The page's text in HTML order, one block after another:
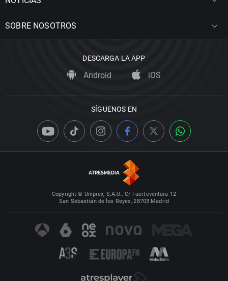
SOBRE NOSOTROS
DESCARGA LA APP
Android iOS
SÍGUENOS EN
Copyright © Uniprex, S.A.U., C/ Fuerteventura 12
San Sebastián de los Reyes, 28703 Madrid